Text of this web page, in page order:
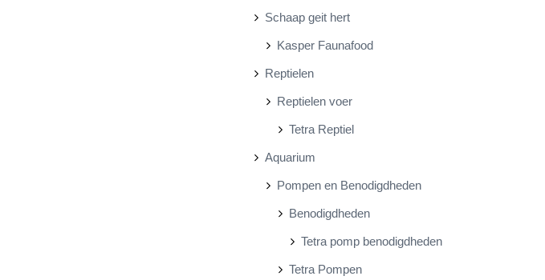
Schaap geit hert
Kasper Faunafood
Reptielen
Reptielen voer
Tetra Reptiel
Aquarium
Pompen en Benodigdheden
Benodigdheden
Tetra pomp benodigdheden
Tetra Pompen